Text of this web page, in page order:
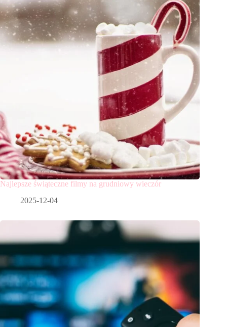
Najlepsze świąteczne filmy na grudniowy wieczór
2025-12-04